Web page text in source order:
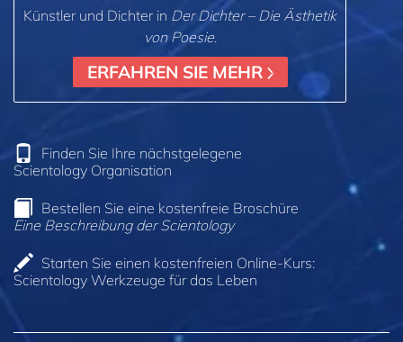
Künstler und Dichter in Der Dichter – Die Ästhetik
von Poesie.
ERFAHREN SIE MEHR
Finden Sie Ihre nächstgelegene
Scientology Organisation
Bestellen Sie eine kostenfreie Broschüre
Eine Beschreibung der Scientology
Starten Sie einen kostenfreien Online-Kurs:
Scientology Werkzeuge für das Leben